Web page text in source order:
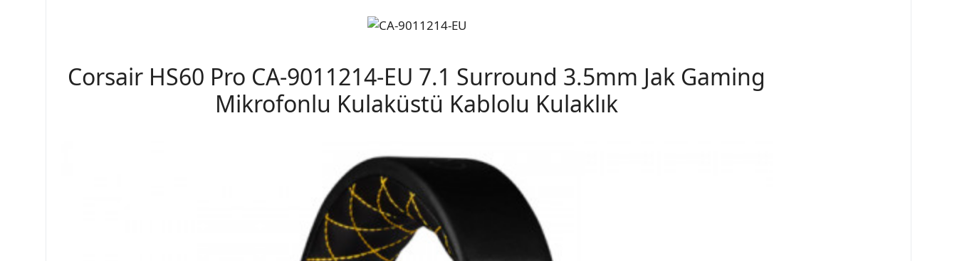
Corsair HS60 Pro CA-9011214-EU 7.1 Surround 3.5mm Jak Gaming
Mikrofonlu Kulaküstü Kablolu Kulaklık